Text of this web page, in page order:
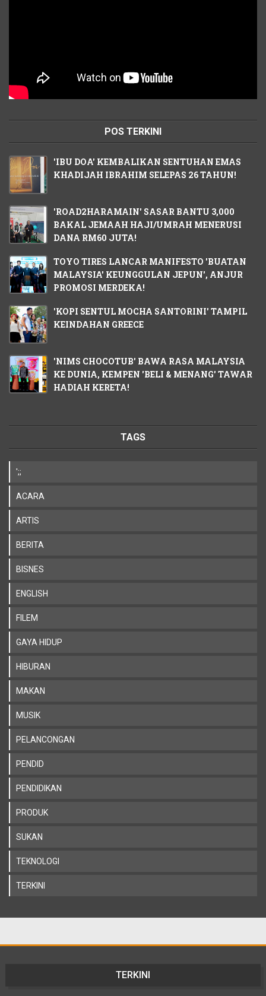
POS TERKINI
'IBU DOA' KEMBALIKAN SENTUHAN EMAS
KHADIJAH IBRAHIM SELEPAS 26 TAHUN!
'ROAD2HARAMAIN' SASAR BANTU 3,000
BAKAL JEMAAH HAJI/UMRAH MENERUSI
DANA RM60 JUTA!
TOYO TIRES LANCAR MANIFESTO 'BUATAN
MALAYSIA' KEUNGGULAN JEPUN', ANJUR
PROMOSI MERDEKA!
'KOPI SENTUL MOCHA SANTORINI' TAMPIL
KEINDAHAN GREECE
'NIMS CHOCOTUB' BAWA RASA MALAYSIA
KE DUNIA, KEMPEN 'BELI & MENANG' TAWAR
HADIAH KERETA!
TAGS
';;
ACARA
ARTIS
BERITA
BISNES
ENGLISH
FILEM
GAYA HIDUP
HIBURAN
MAKAN
MUSIK
PELANCONGAN
PENDID
PENDIDIKAN
PRODUK
SUKAN
TEKNOLOGI
TERKINI
TERKINI